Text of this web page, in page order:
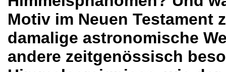
Motiv im Neuen Testament
damalige astronomische
andere zeitgenössisch